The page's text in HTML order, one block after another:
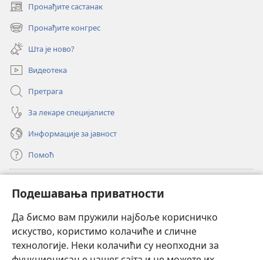
Подешавања приватности
Да бисмо вам пружили најбоље корисничко
искуство, користимо колачиће и сличне
технологије. Неки колачићи су неопходни за
Пронађите састанак
(отвара
нови
прозор)
Пронађите конгрес
(отвара
нови
прозор)
Шта је ново?
Видеотека
Претрага
За лекаре специјалисте
Информације за јавност
Помоћ
(отвара
нови
прозор)ОНЛАЈН БИБЛИОТЕКА Watchtower
(отвара
нови
прозор)JW Hub®
(отвара